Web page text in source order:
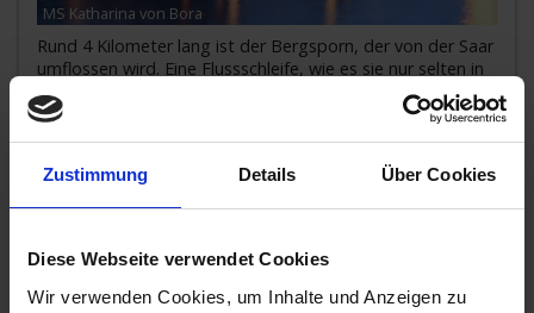
Zustimmung Details Über Cookies
Diese Webseite verwendet Cookies
Wir verwenden Cookies, um Inhalte und Anzeigen zu
MS Katharina von Bora
Rund 4 Kilometer lang ist der Bergsporn, der von der Saar
umflossen wird. Eine Flussschleife, wie es sie nur selten in
der Natur g
1.705,-
Zum Angebot